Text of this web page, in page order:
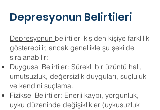
Depresyonun Belirtileri
Depresyonun belirtileri kişiden kişiye farklılık
gösterebilir, ancak genellikle şu şekilde
sıralanabilir:
Duygusal Belirtiler: Sürekli bir üzüntü hali,
umutsuzluk, değersizlik duyguları, suçluluk
ve kendini suçlama.
Fiziksel Belirtiler: Enerji kaybı, yorgunluk,
uyku düzeninde değişiklikler (uykusuzluk